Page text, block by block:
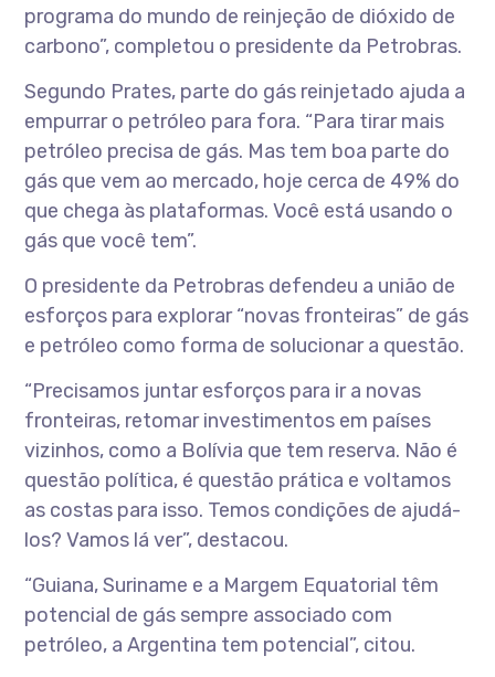
programa do mundo de reinjeção de dióxido de
carbono”, completou o presidente da Petrobras.
Segundo Prates, parte do gás reinjetado ajuda a
empurrar o petróleo para fora. “Para tirar mais
petróleo precisa de gás. Mas tem boa parte do
gás que vem ao mercado, hoje cerca de 49% do
que chega às plataformas. Você está usando o
gás que você tem”.
O presidente da Petrobras defendeu a união de
esforços para explorar “novas fronteiras” de gás
e petróleo como forma de solucionar a questão.
“Precisamos juntar esforços para ir a novas
fronteiras, retomar investimentos em países
vizinhos, como a Bolívia que tem reserva. Não é
questão política, é questão prática e voltamos
as costas para isso. Temos condições de ajudá-
los? Vamos lá ver”, destacou.
“Guiana, Suriname e a Margem Equatorial têm
potencial de gás sempre associado com
petróleo, a Argentina tem potencial”, citou.